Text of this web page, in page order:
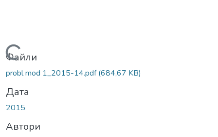
Вантажиться...
Файли
probl mod 1_2015-14.pdf(684,67 KB)
Дата
2015
Автори